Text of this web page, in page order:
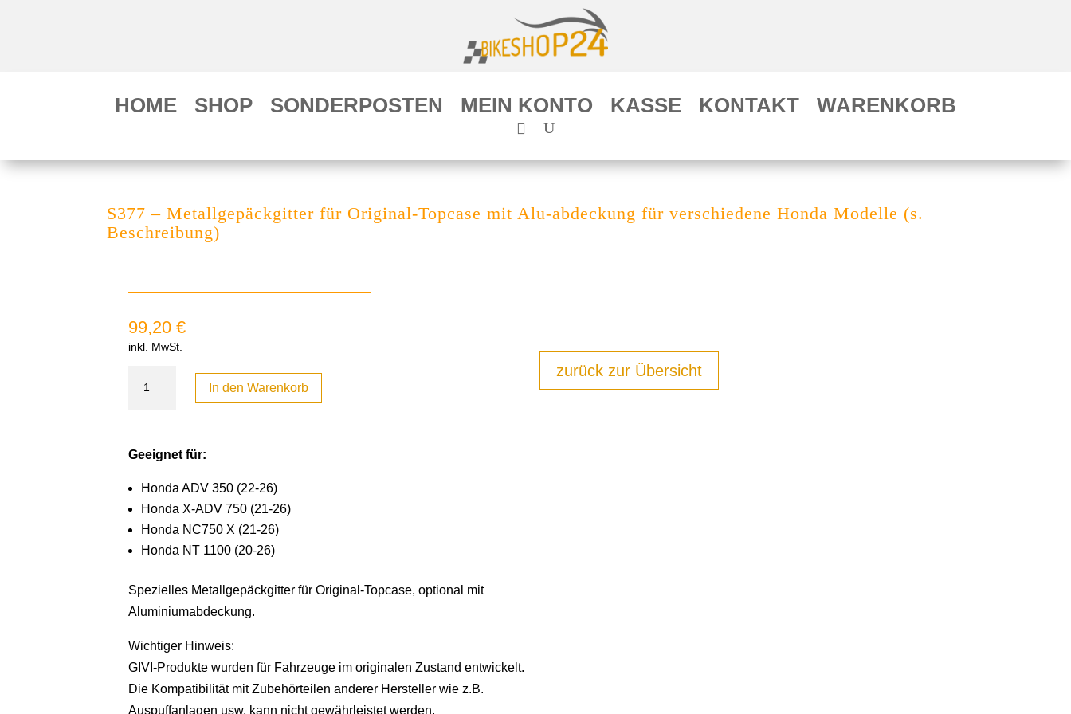
HOME SHOP SONDERPOSTEN MEIN KONTO KASSE KONTAKT WARENKORB
S377 – Metallgepäckgitter für Original-Topcase mit Alu-abdeckung für verschiedene Honda Modelle (s.
Beschreibung)
99,20€
inkl. MwSt.
In den Warenkorb
Geeignet für:
Honda ADV 350 (22-26)
Honda X-ADV 750 (21-26)
Honda NC750 X (21-26)
Honda NT 1100 (20-26)
Spezielles Metallgepäckgitter für Original-Topcase, optional mit
Aluminiumabdeckung.
Wichtiger Hinweis:
GIVI-Produkte wurden für Fahrzeuge im originalen Zustand entwickelt.
Die Kompatibilität mit Zubehörteilen anderer Hersteller wie z.B.
Auspuffanlagen usw. kann nicht gewährleistet werden.
zurück zur Übersicht